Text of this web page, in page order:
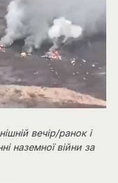
вечір/ранок і
наземної війни за